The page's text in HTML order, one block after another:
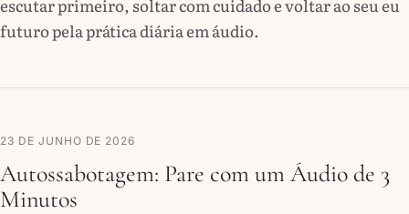
escutar primeiro, soltar com cuidado e voltar ao seu eu
futuro pela prática diária em áudio.
23 DE JUNHO DE 2026
Autossabotagem: Pare com um Áudio de 3
Minutos